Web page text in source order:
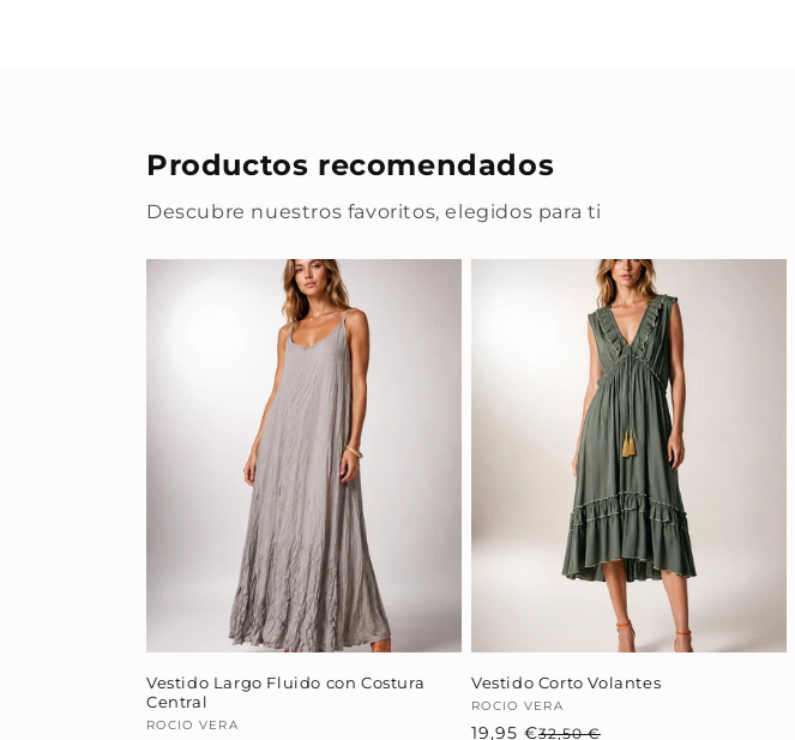
Productos recomendados
Descubre nuestros favoritos, elegidos para ti
Vestido Largo Fluido con Costura
Central
Proveedor:
ROCIO VERA
Vestido Corto Volantes
Proveedor:
ROCIO VERA
32,50 €
19,95 €